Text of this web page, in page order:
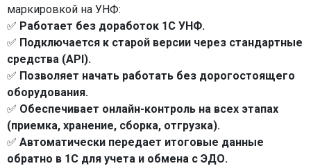
маркировкой на УНФ:
✅ Работает без доработок 1С УНФ.
✅ Подключается к старой версии через стандартные
средства (API).
✅ Позволяет начать работать без дорогостоящего
оборудования.
✅ Обеспечивает онлайн-контроль на всех этапах
(приемка, хранение, сборка, отгрузка).
✅ Автоматически передает итоговые данные
обратно в 1С для учета и обмена с ЭДО.